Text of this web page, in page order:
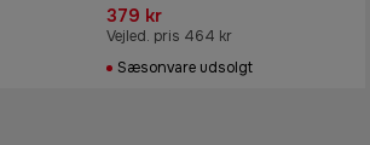
379 kr
Vejled. pris 464 kr
Sæsonvare udsolgt